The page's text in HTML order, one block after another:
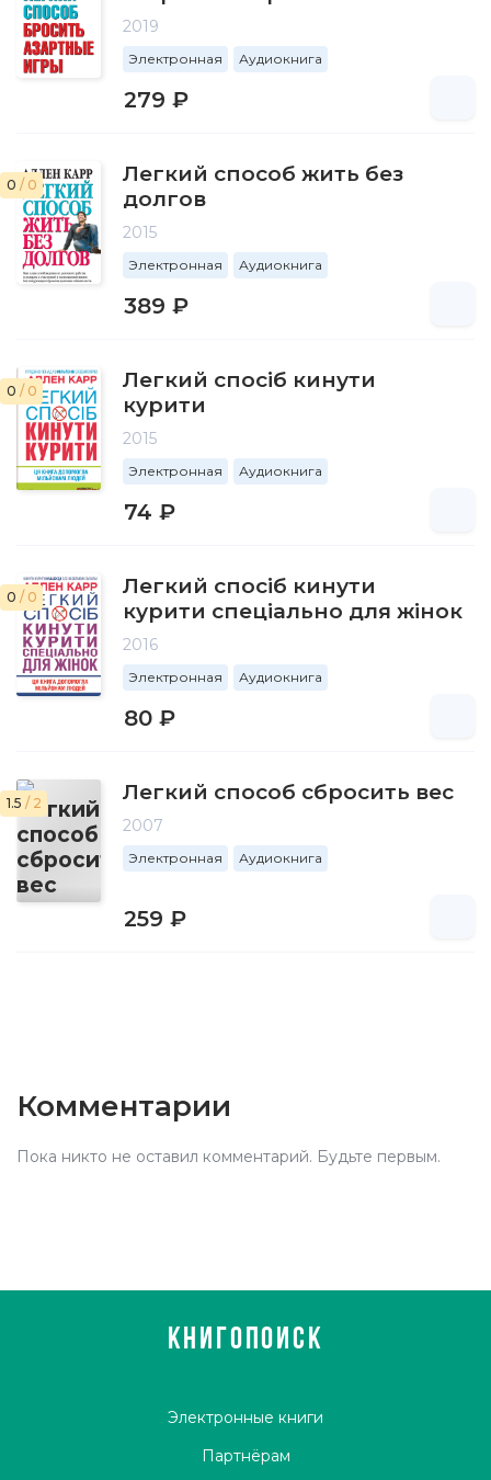
2019
Электронная Аудиокнига
279 ₽
0 / 0
Легкий способ жить без
долгов
2015
Электронная Аудиокнига
389 ₽
0 / 0
Легкий спосіб кинути
курити
2015
Электронная Аудиокнига
74 ₽
0 / 0
Легкий спосіб кинути
курити спеціально для жінок
2016
Электронная Аудиокнига
80 ₽
1.5 / 2 Легкий способ сбросить вес
2007
Электронная Аудиокнига
259 ₽
Комментарии
Пока никто не оставил комментарий. Будьте первым.
КНИГОПОИСК
Электронные книги
Партнёрам